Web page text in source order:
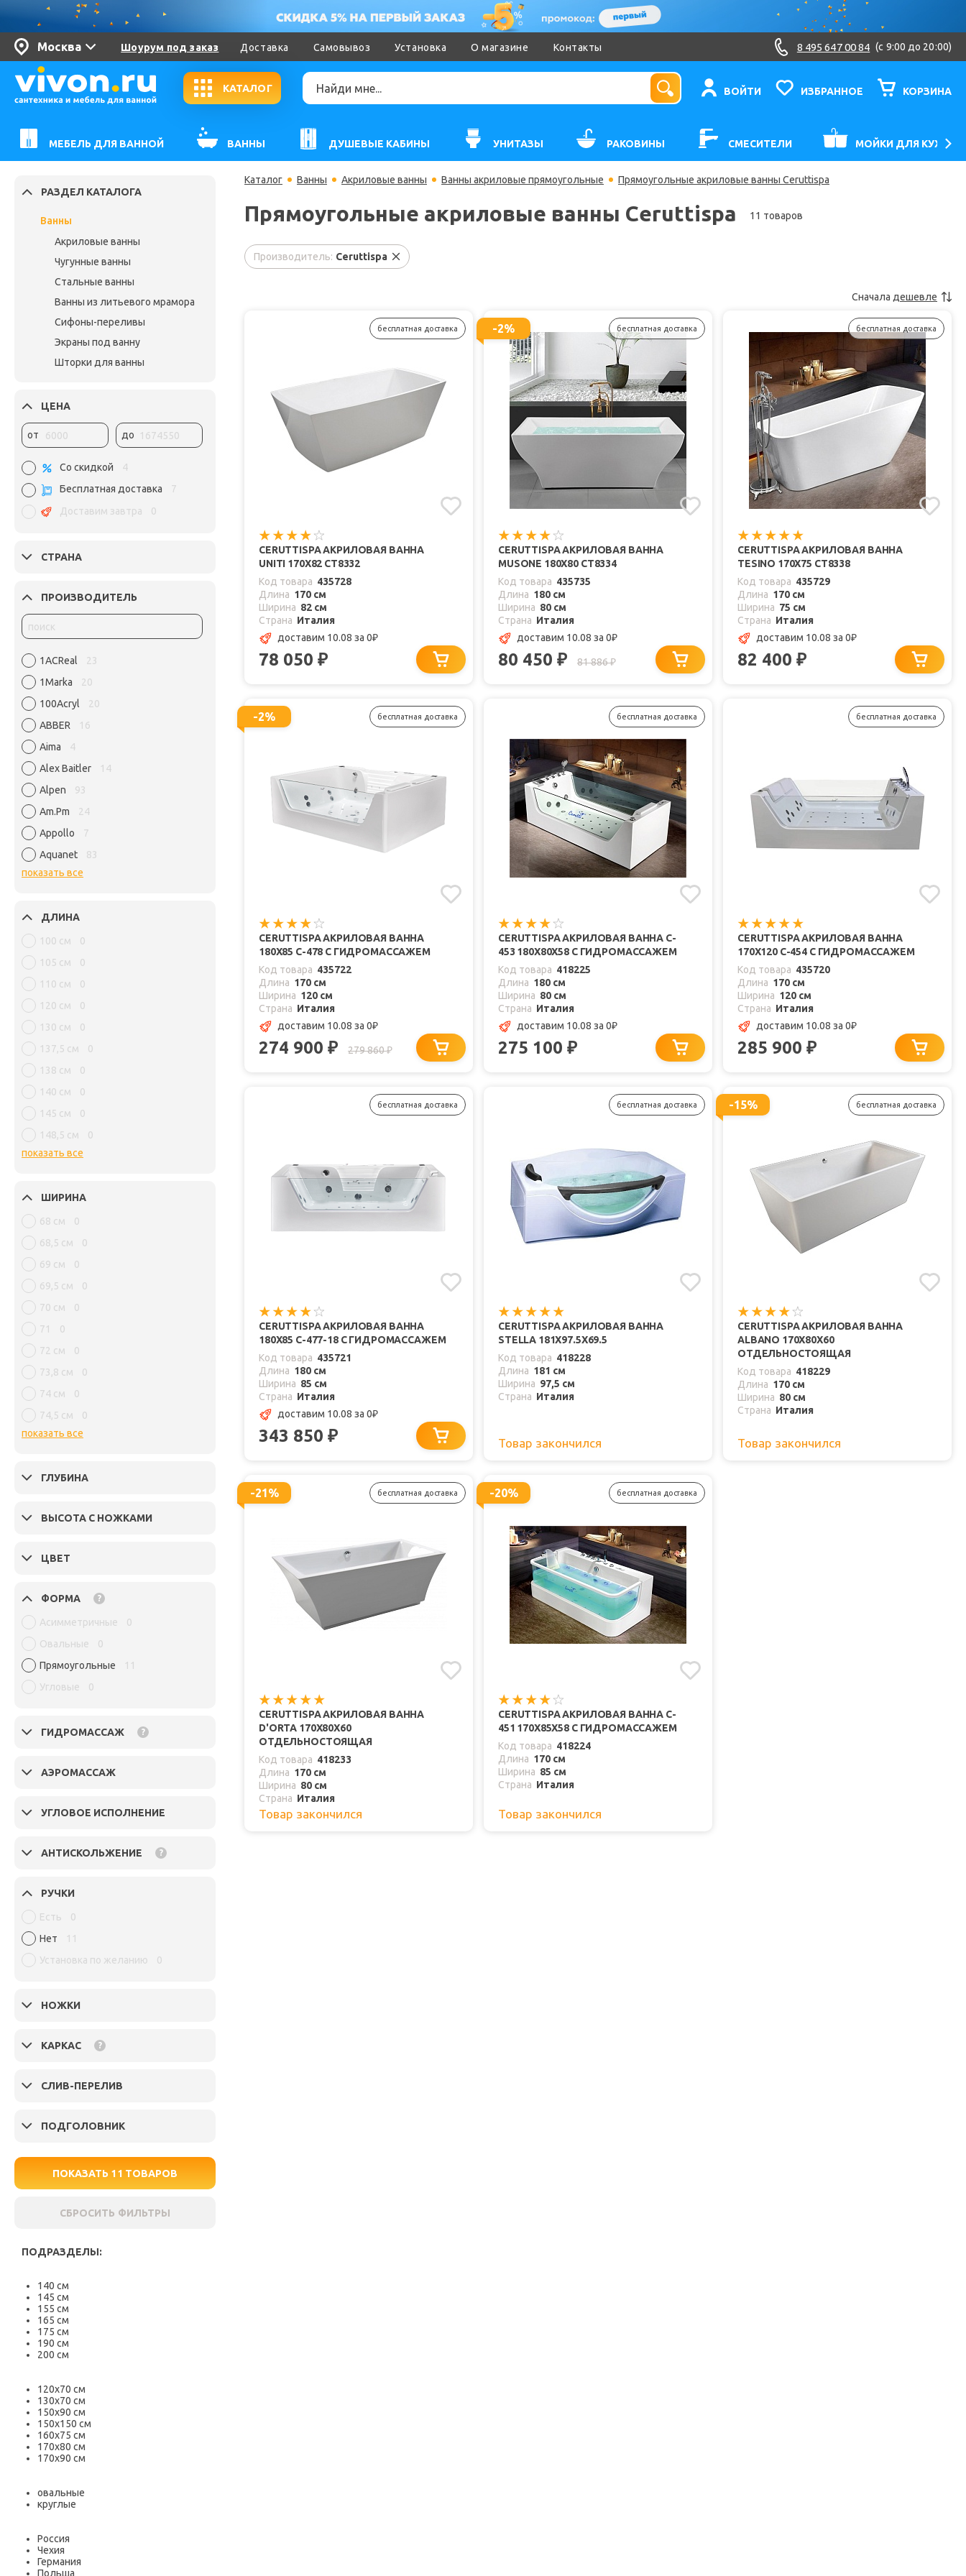
Москва Шоурум под заказ Доставка Самовывоз Установка О магазине Контакты 8 495 647 00 84 (c 9:00 до 20:00)
КАТАЛОГ ВОЙТИ ИЗБРАННОЕ КОРЗИНА
МЕБЕЛЬ ДЛЯ ВАННОЙ ВАННЫ ДУШЕВЫЕ КАБИНЫ УНИТАЗЫ РАКОВИНЫ СМЕСИТЕЛИ МОЙКИ ДЛЯ КУХНИ
РАЗДЕЛ КАТАЛОГА
Ванны
Акриловые ванны
Чугунные ванны
Стальные ванны
Ванны из литьевого мрамора
Сифоны-переливы
Экраны под ванну
Шторки для ванны
ЦЕНА
от до
Со скидкой
4
Бесплатная доставка
7
Доставим завтра
0
СТРАНА
ПРОИЗВОДИТЕЛЬ
1ACReal
23
1Marka
20
100Acryl
20
ABBER
16
Aima
4
Alex Baitler
14
Alpen
93
Am.Pm
24
Appollo
7
Aquanet
83
показать все
ДЛИНА
100 см
0
105 см
0
110 см
0
120 см
0
130 см
0
137,5 см
0
138 см
0
140 см
0
145 см
0
148,5 см
0
показать все
ШИРИНА
68 см
0
68,5 см
0
69 см
0
69,5 см
0
70 см
0
71
0
72 см
0
73,8 см
0
74 см
0
74,5 см
0
показать все
ГЛУБИНА
ВЫСОТА С НОЖКАМИ
ЦВЕТ
ФОРМА ?
Асимметричные
0
Овальные
0
Прямоугольные
11
Угловые
0
ГИДРОМАССАЖ ?
АЭРОМАССАЖ
УГЛОВОЕ ИСПОЛНЕНИЕ
АНТИСКОЛЬЖЕНИЕ ?
РУЧКИ
Есть
0
Нет
11
Установка по желанию
0
НОЖКИ
КАРКАС ?
СЛИВ-ПЕРЕЛИВ
ПОДГОЛОВНИК
ПОКАЗАТЬ 11 ТОВАРОВ
СБРОСИТЬ ФИЛЬТРЫ
ПОДРАЗДЕЛЫ:
140 см
145 см
155 см
165 см
175 см
190 см
200 см
120х70 см
130х70 см
150х90 см
150х150 см
160х75 см
170х80 см
170х90 см
овальные
круглые
Россия
Чехия
Германия
Польша
Каталог Ванны Акриловые ванны Ванны акриловые прямоугольные Прямоугольные акриловые ванны Ceruttispa
Прямоугольные акриловые ванны Ceruttispa 11 товаров
Производитель: Ceruttispa
Сначала дешевле
бесплатная доставка
CERUTTISPA АКРИЛОВАЯ ВАННА
UNITI 170X82 CT8332
Код товара 435728
Длина 170 см
Ширина 82 см
Страна Италия
доставим 10.08 за 0₽
78 050 ₽
-2% бесплатная доставка
CERUTTISPA АКРИЛОВАЯ ВАННА
MUSONE 180X80 CT8334
Код товара 435735
Длина 180 см
Ширина 80 см
Страна Италия
доставим 10.08 за 0₽
80 450 ₽ 81 886₽
бесплатная доставка
CERUTTISPA АКРИЛОВАЯ ВАННА
TESINO 170X75 CT8338
Код товара 435729
Длина 170 см
Ширина 75 см
Страна Италия
доставим 10.08 за 0₽
82 400 ₽
-2% бесплатная доставка
CERUTTISPA АКРИЛОВАЯ ВАННА
180X85 C-478 С ГИДРОМАССАЖЕМ
Код товара 435722
Длина 170 см
Ширина 120 см
Страна Италия
доставим 10.08 за 0₽
274 900 ₽ 279 860₽
бесплатная доставка
CERUTTISPA АКРИЛОВАЯ ВАННА C-
453 180Х80Х58 С ГИДРОМАССАЖЕМ
Код товара 418225
Длина 180 см
Ширина 80 см
Страна Италия
доставим 10.08 за 0₽
275 100 ₽
бесплатная доставка
CERUTTISPA АКРИЛОВАЯ ВАННА
170X120 C-454 С ГИДРОМАССАЖЕМ
Код товара 435720
Длина 170 см
Ширина 120 см
Страна Италия
доставим 10.08 за 0₽
285 900 ₽
бесплатная доставка
CERUTTISPA АКРИЛОВАЯ ВАННА
180X85 C-477-18 С ГИДРОМАССАЖЕМ
Код товара 435721
Длина 180 см
Ширина 85 см
Страна Италия
доставим 10.08 за 0₽
343 850 ₽
бесплатная доставка
CERUTTISPA АКРИЛОВАЯ ВАННА
STELLA 181Х97.5Х69.5
Код товара 418228
Длина 181 см
Ширина 97,5 см
Страна Италия
Товар закончился
-15% бесплатная доставка
CERUTTISPA АКРИЛОВАЯ ВАННА
ALBANO 170X80X60
ОТДЕЛЬНОСТОЯЩАЯ
Код товара 418229
Длина 170 см
Ширина 80 см
Страна Италия
Товар закончился
-21% бесплатная доставка
CERUTTISPA АКРИЛОВАЯ ВАННА
D'ORTA 170X80X60
ОТДЕЛЬНОСТОЯЩАЯ
Код товара 418233
Длина 170 см
Ширина 80 см
Страна Италия
Товар закончился
-20% бесплатная доставка
CERUTTISPA АКРИЛОВАЯ ВАННА C-
451 170Х85Х58 С ГИДРОМАССАЖЕМ
Код товара 418224
Длина 170 см
Ширина 85 см
Страна Италия
Товар закончился